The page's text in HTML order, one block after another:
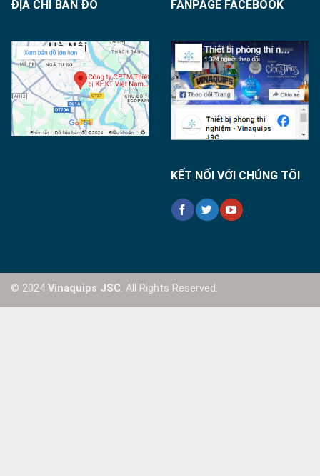
ĐỊA CHỈ BẢN ĐỒ FANPAGE FACEBOOK
KẾT NỐI VỚI CHÚNG TÔI
© 2024 Vinaquips JSC. All Rights Reserved.